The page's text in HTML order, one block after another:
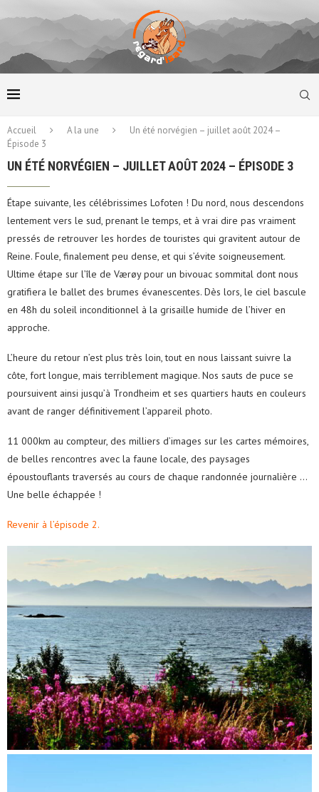
Accueil A la une
Un été norvégien – juillet août 2024 –
Épisode 3
UN ÉTÉ NORVÉGIEN – JUILLET AOÛT 2024 – ÉPISODE 3
Étape suivante, les célébrissimes Lofoten ! Du nord, nous descendons
lentement vers le sud, prenant le temps, et à vrai dire pas vraiment
pressés de retrouver les hordes de touristes qui gravitent autour de
Reine. Foule, finalement peu dense, et qui s’évite soigneusement.
Ultime étape sur l’île de Værøy pour un bivouac sommital dont nous
gratifiera le ballet des brumes évanescentes. Dès lors, le ciel bascule
en 48h du soleil inconditionnel à la grisaille humide de l’hiver en
approche.
L’heure du retour n’est plus très loin, tout en nous laissant suivre la
côte, fort longue, mais terriblement magique. Nos sauts de puce se
poursuivent ainsi jusqu’à Trondheim et ses quartiers hauts en couleurs
avant de ranger définitivement l’appareil photo.
11 000km au compteur, des milliers d’images sur les cartes mémoires,
de belles rencontres avec la faune locale, des paysages
époustouflants traversés au cours de chaque randonnée journalière …
Une belle échappée !
Revenir à l’épisode 2.